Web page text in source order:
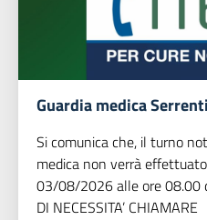
Guardia medica
Si comunica che, il turno
medica non verrà
03/08/2026 alle ore
DI NECESSITA’